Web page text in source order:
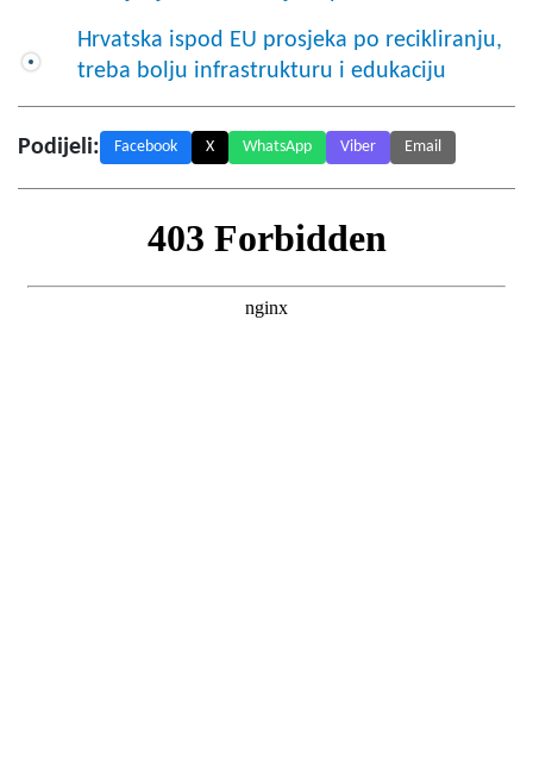
Hrvatska ispod EU prosjeka po recikliranju,
treba bolju infrastrukturu i edukaciju
Podijeli: Facebook X WhatsApp Viber Email